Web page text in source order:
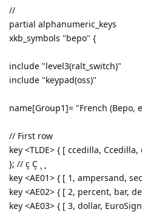
//
partial alphanumeric_keys
xkb_symbols "bepo" {
include "level3(ralt_switch)"
include "keypad(oss)"
name[Group1]= "French (Bepo,
// First row
key <TLDE> { [ ccedilla,
}; // ç Ç ¸ ˛
key <AE01> { [ 1, ampersand,
key <AE02> { [ 2, percent, bar,
key <AE03> { [ 3, dollar,